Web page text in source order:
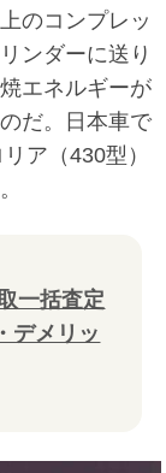
のコンプレッ
ンダーに送り
エネルギーが
だ。日本車で
ア（430型）
一括査定
デメリッ